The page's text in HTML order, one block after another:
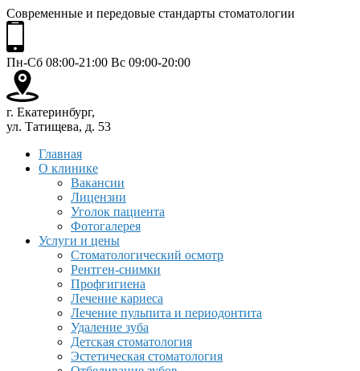
Современные и передовые стандарты стоматологии
Пн-Сб 08:00-21:00 Вс 09:00-20:00
г. Екатеринбург,
ул. Татищева, д. 53
Главная
О клинике
Вакансии
Лицензии
Уголок пациента
Фотогалерея
Услуги и цены
Стоматологический осмотр
Рентген-снимки
Профгигиена
Лечение кариеса
Лечение пульпита и периодонтита
Удаление зуба
Детская стоматология
Эстетическая стоматология